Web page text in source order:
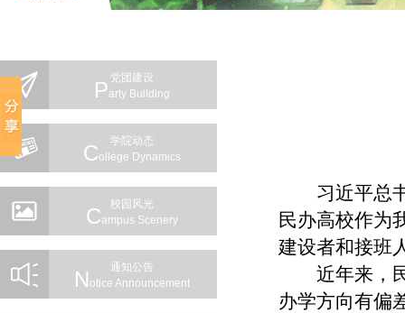
党团建设
PArty Building
学院动态
COllege Dynamics
校园风光
CAmpus Scenery
通知公告
N Otice Announcement
习近平总
民办高校作为
建设者和接班
近年来，
办学方向有偏